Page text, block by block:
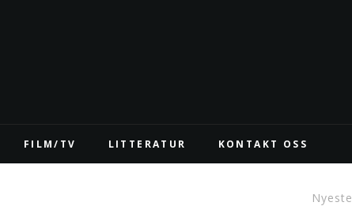
FILM/TV LITTERATUR KONTAKT OSS
Nyeste